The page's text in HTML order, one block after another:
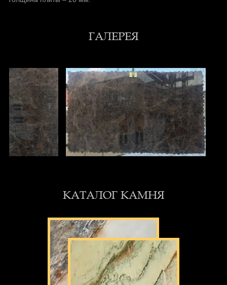
ГАЛЕРЕЯ
КАТАЛОГ КАМНЯ